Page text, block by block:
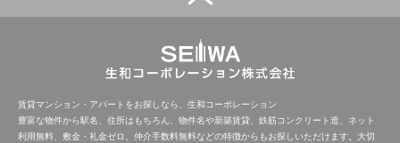
賃貸マンション・アパートをお探しなら、生和コーポレーション
豊富な物件から駅名、住所はもちろん、物件名や新築賃貸、鉄筋コンクリート造、ネット
利用無料、敷金・礼金ゼロ、仲介手数料無料などの特徴からもお探しいただけます。大切